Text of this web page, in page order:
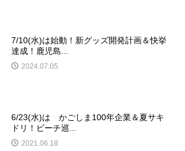
7/10(水)は始動！新グッズ開発計画＆快挙
達成！鹿児島...
2024.07.05
6/23(水)は かごしま100年企業＆夏サキ
ドリ！ビーチ巡...
2021.06.18